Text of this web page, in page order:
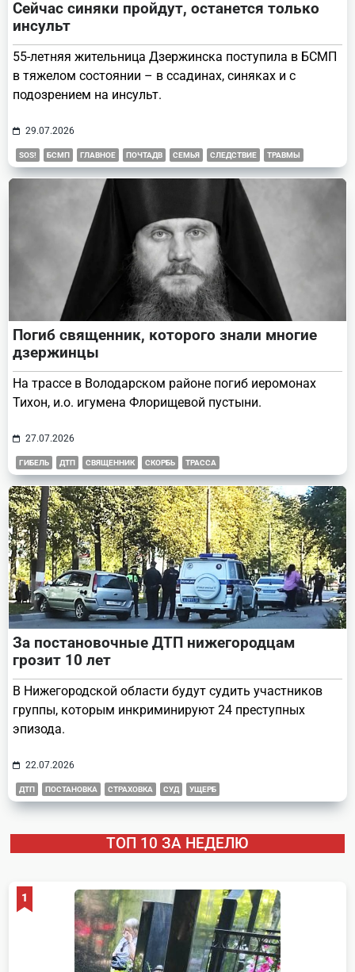
Сейчас синяки пройдут, останется только
инсульт
55-летняя жительница Дзержинска поступила в БСМП
в тяжелом состоянии – в ссадинах, синяках и с
подозрением на инсульт.
29.07.2026
SOS! БСМП ГЛАВНОЕ ПОЧТАДВ СЕМЬЯ СЛЕДСТВИЕ ТРАВМЫ
Погиб священник, которого знали многие
дзержинцы
На трассе в Володарском районе погиб иеромонах
Тихон, и.о. игумена Флорищевой пустыни.
27.07.2026
ГИБЕЛЬ ДТП СВЯЩЕННИК СКОРБЬ ТРАССА
За постановочные ДТП нижегородцам
грозит 10 лет
В Нижегородской области будут судить участников
группы, которым инкриминируют 24 преступных
эпизода.
22.07.2026
ДТП ПОСТАНОВКА СТРАХОВКА СУД УЩЕРБ
ТОП 10 ЗА НЕДЕЛЮ